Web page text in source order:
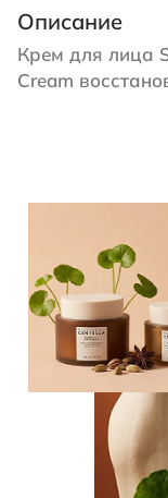
Описание
Крем для лица
Cream